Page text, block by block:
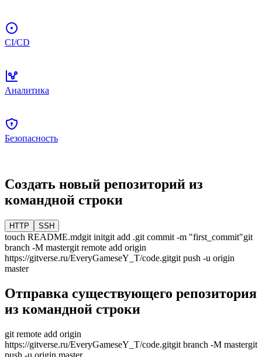
CI/CD
Аналитика
Безопасность
Создать новый репозиторий из
командной строки
HTTP SSH
touch README.mdgit initgit add .git commit -m "first_commit"git
branch -M mastergit remote add origin
https://gitverse.ru/EveryGameseY_T/code.gitgit push -u origin
master
Отправка существующего репозитория
из командной строки
git remote add origin
https://gitverse.ru/EveryGameseY_T/code.gitgit branch -M mastergit
push -u origin master